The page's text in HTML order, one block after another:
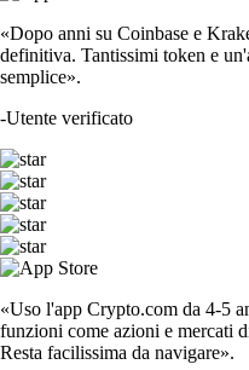
«Dopo anni su Coinbase e
definitiva. Tantissimi token e
semplice».
-Utente verificato
«Uso l'app Crypto.com da 4-5
funzioni come azioni e mercati
Resta facilissima da navigare».